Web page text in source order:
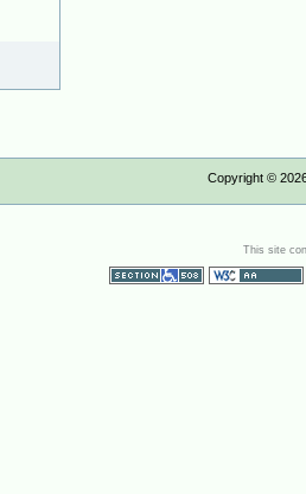
Copyright ©
This site